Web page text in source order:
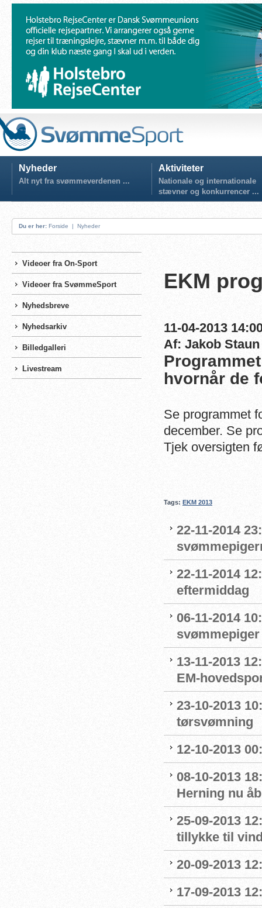
Nyheder
Alt nyt fra svømmeverdenen ...
Aktiviteter
Nationale og internationale
stævner og konkurrencer ...
Du er her: Forside | Nyheder
Videoer fra On-Sport
Videoer fra SvømmeSport
Nyhedsbreve
Nyhedsarkiv
Billedgalleri
Livestream
EKM
11-04-2013
Af: Jakob Staun
hvornår de
Se programmet
december. Se
Tjek oversigten
Tags: EKM 2013
22-11-2014
22-11-2014
eftermiddag
06-11-2014
13-11-2013
EM-
23-10-2013
tørsvømning
12-10-2013
08-10-2013
Herning nu
25-09-2013
tillykke til
20-09-2013
17-09-2013